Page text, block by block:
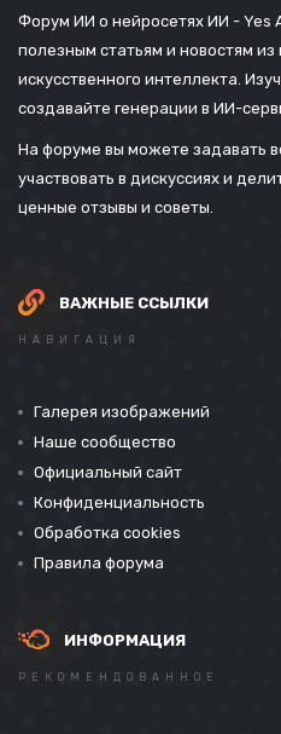
Форум ИИ о нейросетях ИИ - Yes
полезным статьям и новостям
искусственного интеллекта.
создавайте генерации в ИИ-
На форуме вы можете задавать
участвовать в дискуссиях и
ценные отзывы и советы.
ВАЖНЫЕ ССЫЛКИ
НАВИГАЦИЯ
Галерея изображений
Наше сообщество
Официальный сайт
Конфиденциальность
Обработка cookies
Правила форума
ИНФОРМАЦИЯ
РЕКОМЕНДОВАННОЕ